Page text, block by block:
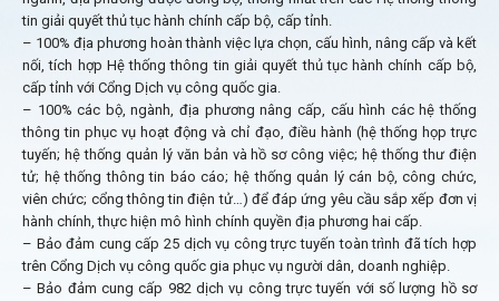
tin giải quyết thủ tục hành chính cấp bộ, cấp tỉnh.
– 100% địa phương hoàn thành việc lựa chọn, cấu hình, nâng cấp và kết
nối, tích hợp Hệ thống thông tin giải quyết thủ tục hành chính cấp bộ,
cấp tỉnh với Cổng Dịch vụ công quốc gia.
– 100% các bộ, ngành, địa phương nâng cấp, cấu hình các hệ thống
thông tin phục vụ hoạt động và chỉ đạo, điều hành (hệ thống họp trực
tuyến; hệ thống quản lý văn bản và hồ sơ công việc; hệ thống thư điện
tử; hệ thống thông tin báo cáo; hệ thống quản lý cán bộ, công chức,
viên chức; cổng thông tin điện tử…) để đáp ứng yêu cầu sắp xếp đơn vị
hành chính, thực hiện mô hình chính quyền địa phương hai cấp.
– Bảo đảm cung cấp 25 dịch vụ công trực tuyến toàn trình đã tích hợp
trên Cổng Dịch vụ công quốc gia phục vụ người dân, doanh nghiệp.
– Bảo đảm cung cấp 982 dịch vụ công trực tuyến với số lượng hồ sơ